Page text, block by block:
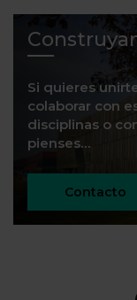
Si quieres
colaborar con
disciplinas o
pienses…
Contacto